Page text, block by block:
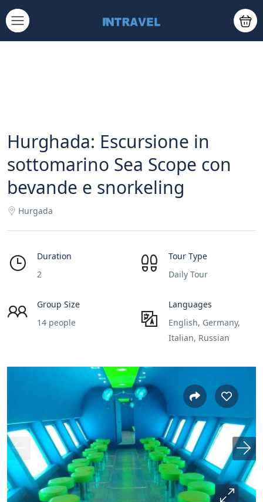
Hurghada: Escursione in
sottomarino Sea Scope con
bevande e snorkeling
Hurgada
Duration
2
Tour Type
Daily Tour
Group Size
14 people
Languages
English, Germany,
Italian, Russian